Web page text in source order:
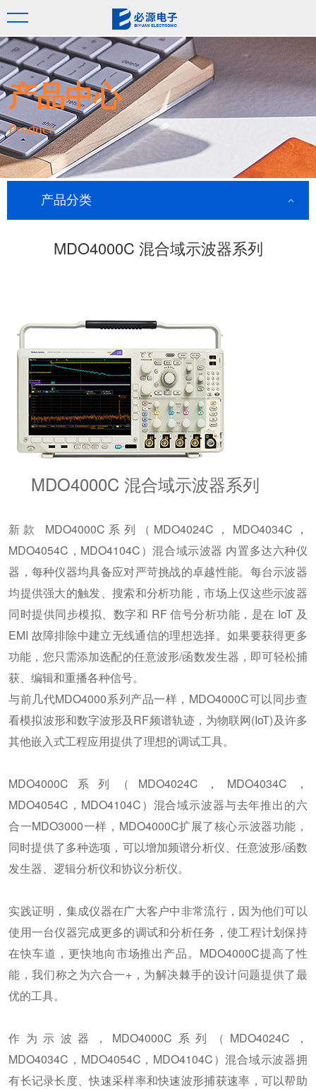
产品中心
Product
产品分类
MDO4000C 混合域示波器系列
MDO4000C 混合域示波器系列
新款 MDO4000C系列（MDO4024C，MDO4034C，
MDO4054C，MDO4104C）混合域示波器 内置多达六种仪
器，每种仪器均具备应对严苛挑战的卓越性能。每台示波器
均提供强大的触发、搜索和分析功能，市场上仅这些示波器
同时提供同步模拟、数字和 RF 信号分析功能，是在 IoT 及
EMI 故障排除中建立无线通信的理想选择。如果要获得更多
功能，您只需添加选配的任意波形/函数发生器，即可轻松捕
获、编辑和重播各种信号。
与前几代MDO4000系列产品一样，MDO4000C可以同步查
看模拟波形和数字波形及RF频谱轨迹，为物联网(IoT)及许多
其他嵌入式工程应用提供了理想的调试工具。
MDO4000C系列（MDO4024C，MDO4034C，
MDO4054C，MDO4104C）混合域示波器与去年推出的六
合一MDO3000一样，MDO4000C扩展了核心示波器功能，
同时提供了多种选项，可以增加频谱分析仪、任意波形/函数
发生器、逻辑分析仪和协议分析仪。
实践证明，集成仪器在广大客户中非常流行，因为他们可以
使用一台仪器完成更多的调试和分析任务，使工程计划保持
在快车道，更快地向市场推出产品。MDO4000C提高了性
能，我们称之为六合一+，为解决棘手的设计问题提供了最
优的工具。
作为示波器，MDO4000C系列（MDO4024C，
MDO4034C，MDO4054C，MDO4104C）混合域示波器拥
有长记录长度、快速采样率和快速波形捕获速率，可以帮助